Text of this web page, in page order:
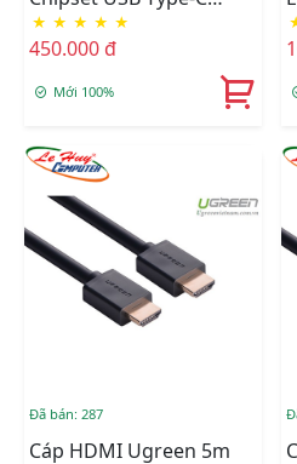
Sang HDMI Dài 1.5M
Ugreen (50570)
★ ★ ★ ★ ★
450.000 đ
Mới 100%
Đã bán: 287
Cáp HDMI Ugreen 5m